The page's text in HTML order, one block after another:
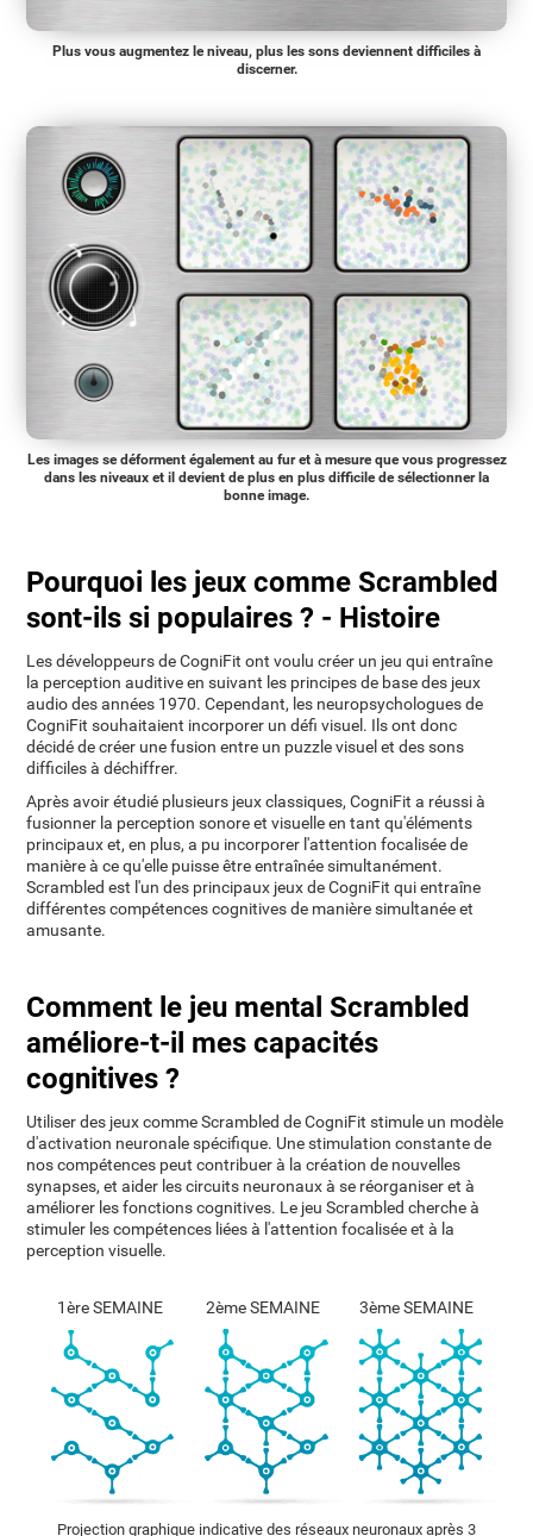
Plus vous augmentez le niveau, plus les sons deviennent difficiles à
discerner.
Les images se déforment également au fur et à mesure que vous progressez
dans les niveaux et il devient de plus en plus difficile de sélectionner la
bonne image.
Pourquoi les jeux comme Scrambled
sont-ils si populaires ? - Histoire
Les développeurs de CogniFit ont voulu créer un jeu qui entraîne
la perception auditive en suivant les principes de base des jeux
audio des années 1970. Cependant, les neuropsychologues de
CogniFit souhaitaient incorporer un défi visuel. Ils ont donc
décidé de créer une fusion entre un puzzle visuel et des sons
difficiles à déchiffrer.
Après avoir étudié plusieurs jeux classiques, CogniFit a réussi à
fusionner la perception sonore et visuelle en tant qu'éléments
principaux et, en plus, a pu incorporer l'attention focalisée de
manière à ce qu'elle puisse être entraînée simultanément.
Scrambled est l'un des principaux jeux de CogniFit qui entraîne
différentes compétences cognitives de manière simultanée et
amusante.
Comment le jeu mental Scrambled
améliore-t-il mes capacités
cognitives ?
Utiliser des jeux comme Scrambled de CogniFit stimule un modèle
d'activation neuronale spécifique. Une stimulation constante de
nos compétences peut contribuer à la création de nouvelles
synapses, et aider les circuits neuronaux à se réorganiser et à
améliorer les fonctions cognitives. Le jeu Scrambled cherche à
stimuler les compétences liées à l'attention focalisée et à la
perception visuelle.
1ère SEMAINE 2ème SEMAINE 3ème SEMAINE
Projection graphique indicative des réseaux neuronaux après 3